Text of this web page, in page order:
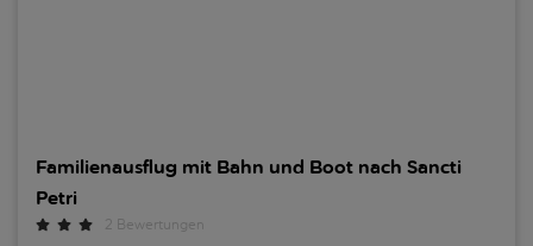
Familienausflug mit Bahn und Boot nach Sancti
Petri
2 Bewertungen